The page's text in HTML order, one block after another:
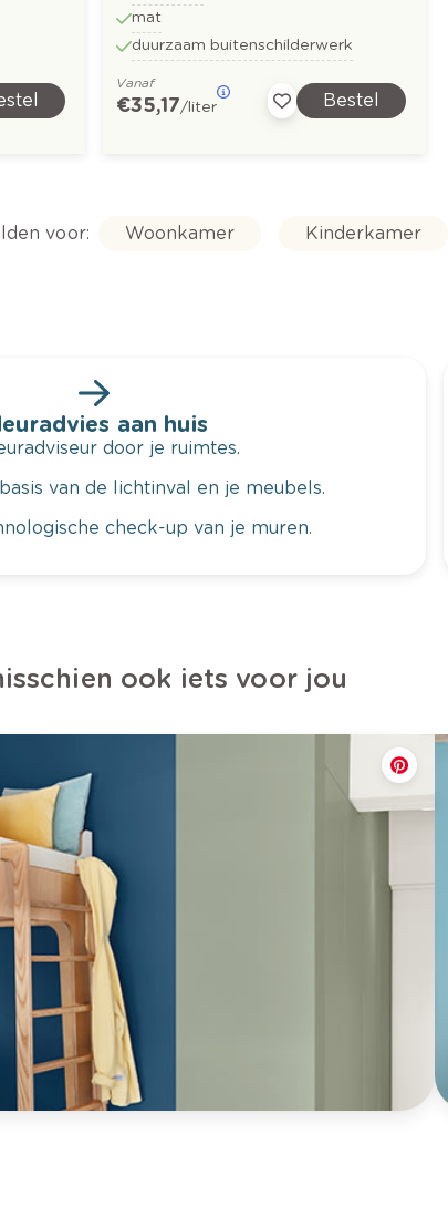
mat
duurzaam buitenschilderwerk
Vanaf
€ 35,17/liter Bestel
voor: Woonkamer Kinderkamer
aan huis
door je ruimtes.
van de lichtinval en je meubels.
check-up van je muren.
ook iets voor jou